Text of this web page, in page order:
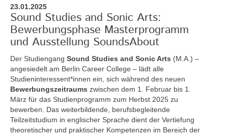
23.01.2025
Sound Studies and Sonic Arts:
Bewerbungsphase Masterprogramm
und Ausstellung SoundsAbout
Der Studiengang Sound Studies and Sonic Arts (M.A.) –
angesiedelt am Berlin Career College – lädt alle
Studieninteressent*innen ein, sich während des neuen
Bewerbungszeitraums zwischen dem 1. Februar bis 1.
März für das Studienprogramm zum Herbst 2025 zu
bewerben. Das weiterbildende, berufsbegleitende
Teilzeitstudium in englischer Sprache dient der Vertiefung
theoretischer und praktischer Kompetenzen im Bereich der